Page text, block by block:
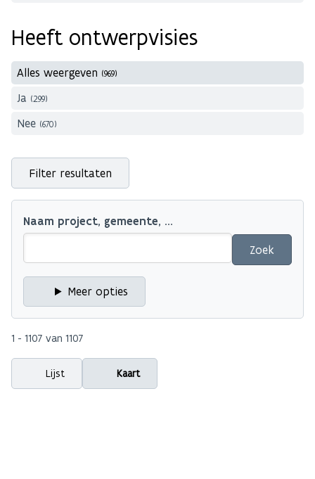
Heeft ontwerpvisies
Alles weergeven (969)
Ja (299)
Nee (670)
Filter resultaten
Naam project, gemeente, ...
Meer opties
1 - 1107 van 1107
Lijst Kaart